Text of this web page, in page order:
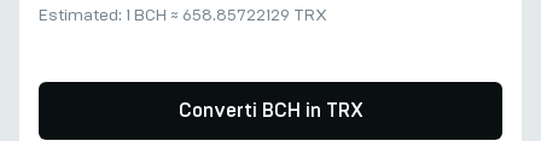
Estimated: 1 BCH ≈ 658.85722129 TRX
Converti BCH in TRX